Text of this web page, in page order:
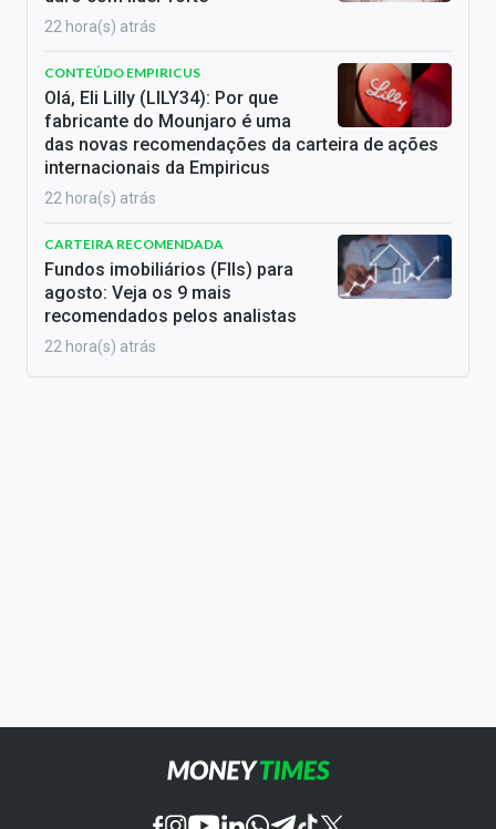
22 hora(s) atrás
CONTEÚDO EMPIRICUS
Olá, Eli Lilly (LILY34): Por que
fabricante do Mounjaro é uma
das novas recomendações da carteira de ações
internacionais da Empiricus
22 hora(s) atrás
CARTEIRA RECOMENDADA
Fundos imobiliários (FIIs) para
agosto: Veja os 9 mais
recomendados pelos analistas
22 hora(s) atrás